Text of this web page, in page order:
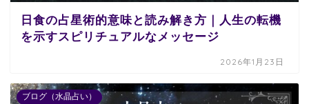
日食の占星術的意味と読み解き方｜人生の転機
を示すスピリチュアルなメッセージ
2026年1月23日
ブログ（水晶占い）